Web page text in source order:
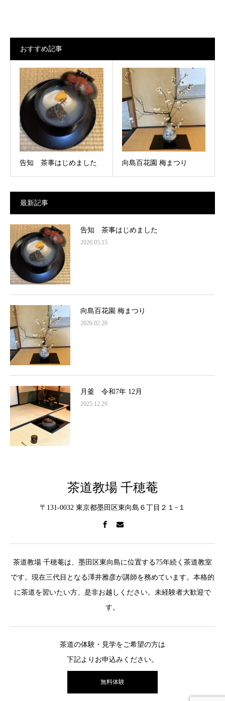
おすすめ記事
告知 茶事はじめました 向島百花園 梅まつり
最新記事
告知 茶事はじめました
2026.05.15
向島百花園 梅まつり
2026.02.20
月釜 令和7年 12月
2025.12.29
茶道教場 千穂菴
〒131-0032 東京都墨田区東向島６丁目２１−１
茶道教場 千穂菴は、墨田区東向島に位置する75年続く茶道教室
です。現在三代目となる澤井雅彦が講師を務めています。本格的
に茶道を習いたい方、是非お越しください。未経験者大歓迎で
す。
茶道の体験・見学をご希望の方は
下記よりお申込みください。
無料体験